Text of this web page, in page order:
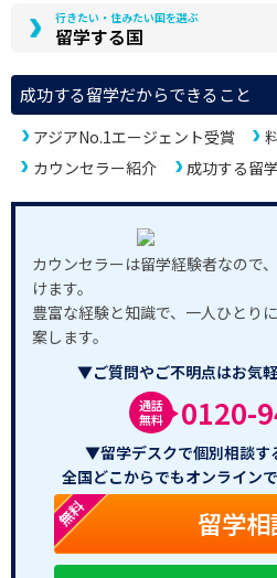
行きたい・住みたい国を選ぶ
留学する国
成功する留学だからできること
アジアNo.1エージェント受賞
カウンセラー紹介
成功する留
カウンセラーは留学経験者なので
けます。
豊富な経験と知識で、一人ひとり
案します。
▼ご質問やご不明点はお気
通話
無料
0120-
▼留学デスクで個別相談す
全国どこからでもオンライン
無料 留学相